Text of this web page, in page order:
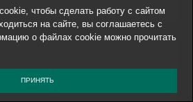
МАРШРУТА ПО
чтобы сделать работу с сайтом
на сайте, вы соглашаетесь с
о файлах cookie можно прочитать
ПРИНЯТЬ